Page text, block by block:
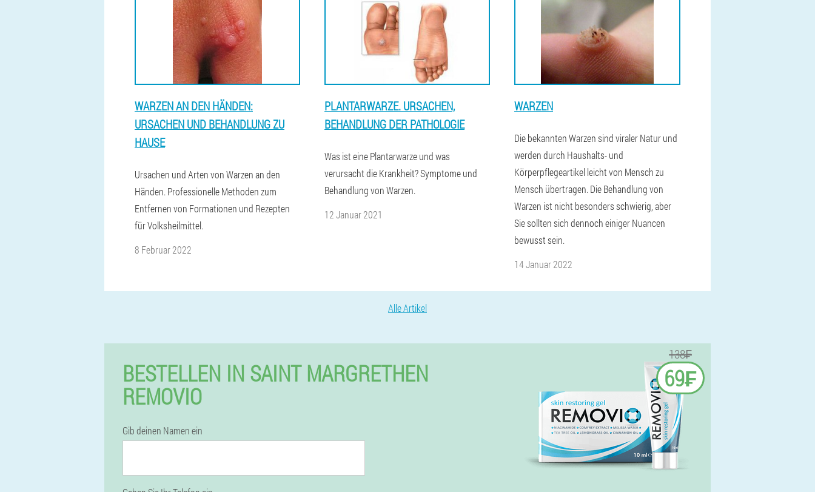
WARZEN AN DEN HÄNDEN:
URSACHEN UND BEHANDLUNG ZU
HAUSE
Ursachen und Arten von Warzen an den
Händen. Professionelle Methoden zum
Entfernen von Formationen und Rezepten
für Volksheilmittel.
8 Februar 2022
PLANTARWARZE. URSACHEN,
BEHANDLUNG DER PATHOLOGIE
Was ist eine Plantarwarze und was
verursacht die Krankheit? Symptome und
Behandlung von Warzen.
12 Januar 2021
WARZEN
Die bekannten Warzen sind viraler Natur und
werden durch Haushalts- und
Körperpflegeartikel leicht von Mensch zu
Mensch übertragen. Die Behandlung von
Warzen ist nicht besonders schwierig, aber
Sie sollten sich dennoch einiger Nuancen
bewusst sein.
14 Januar 2022
Alle Artikel
BESTELLEN IN SAINT MARGRETHEN
REMOVIO
Gib deinen Namen ein
138₣
69₣